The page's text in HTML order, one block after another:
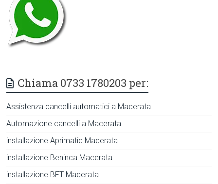
Chiama 0733 1780203 per:
Assistenza cancelli automatici a Macerata
Automazione cancelli a Macerata
installazione Aprimatic Macerata
installazione Beninca Macerata
installazione BFT Macerata